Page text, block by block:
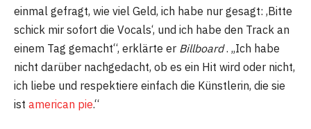
einmal gefragt, wie viel Geld, ich habe nur gesagt: ‚Bitte
schick mir sofort die Vocals‘, und ich habe den Track an
einem Tag gemacht“, erklärte er Billboard. „Ich habe
nicht darüber nachgedacht, ob es ein Hit wird oder nicht,
ich liebe und respektiere einfach die Künstlerin, die sie
ist american pie.“